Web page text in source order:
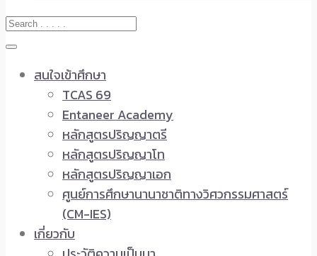
สนใจเข้าศึกษา
TCAS 69
Entaneer Academy
หลักสูตรปริญญาตรี
หลักสูตรปริญญาโท
หลักสูตรปริญญาเอก
ศูนย์การศึกษานานาชาติทางวิศวกรรมศาสตร์
(CM-IES)
เกี่ยวกับ